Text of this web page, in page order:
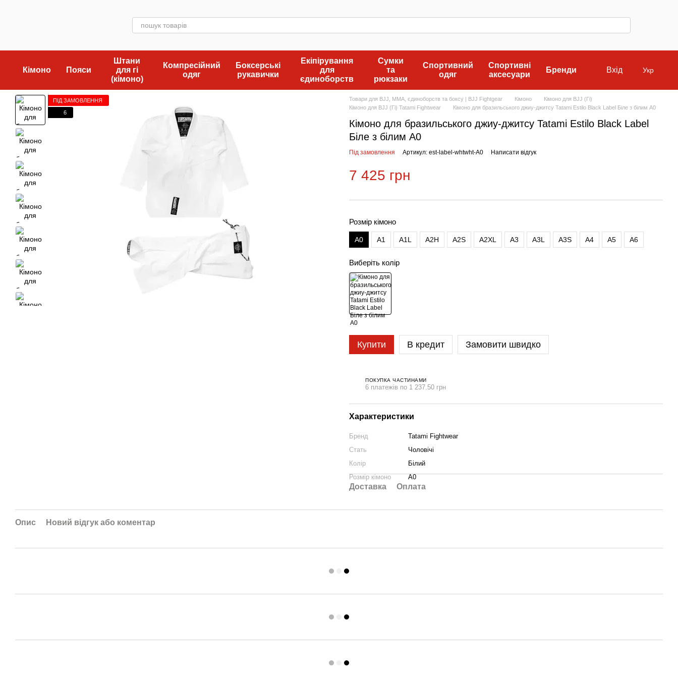
Кімоно Пояси
Штани
для гі
(кімоно)
Компресійний
одяг
Боксерські
рукавички
Екіпірування
для
єдиноборств
Сумки
та
рюкзаки
Спортивний
одяг
Спортивні
аксесуари
Бренди Вхід Укр
ПІД ЗАМОВЛЕННЯ
6
Товари для BJJ, MMA, єдиноборств та боксу | BJJ Fightgear Кімоно
Кімоно для BJJ (Гі)
Кімоно для BJJ (Гі) Tatami Fightwear
Кімоно для бразильського джиу-джитсу Tatami Estilo Black Label Біле з білим A0
Кімоно для бразильського джиу-джитсу Tatami Estilo Black Label
Біле з білим A0
Під замовлення Артикул: est-label-whtwht-A0 Написати відгук
7 425 грн
Розмір кімоно
A0 A1 A1L A2H A2S A2XL A3 A3L A3S A4 A5 A6
Виберіть колір
Купити В кредит Замовити швидко
ПОКУПКА ЧАСТИНАМИ
6 платежів по 1 237.50 грн
Характеристики
Бренд
Tatami Fightwear
Стать
Чоловічі
Колір
Білий
Розмір кімоно
A0
Доставка Оплата
Опис Новий відгук або коментар